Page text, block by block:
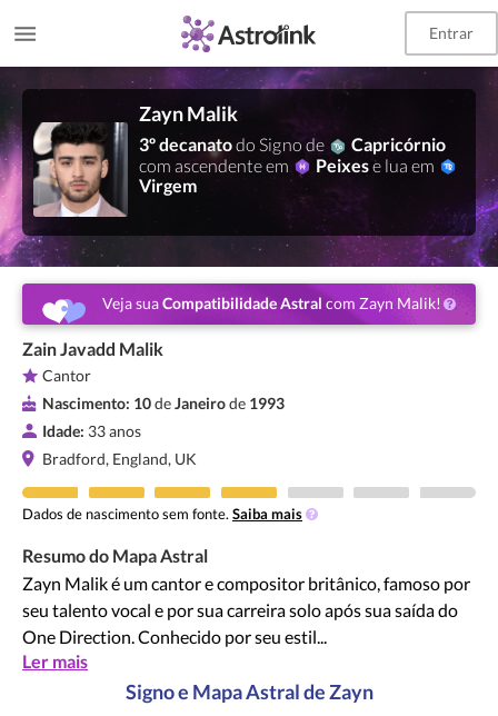
Entrar
Zayn Malik
3º decanatodo Signo de
Capricórnio
com ascendente em
Peixese lua em
Virgem
Veja suaCompatibilidade Astral com Zayn Malik!
Zain Javadd Malik
Cantor
Nascimento: 10deJaneirode 1993
Idade: 33 anos
Bradford, England, UK
Dados de nascimento sem fonte. Saiba mais
Resumo do Mapa Astral
Zayn Malik é um cantor e compositor britânico, famoso por
seu talento vocal e por sua carreira solo após sua saída do
One Direction. Conhecido por seu estil...
Ler mais
Signo e Mapa Astral de Zayn